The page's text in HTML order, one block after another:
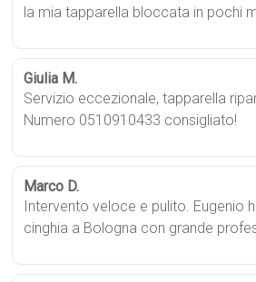
la mia tapparella bloccata in pochi
Giulia M.
Servizio eccezionale, tapparella
Numero 0510910433 consigliato!
Marco D.
Intervento veloce e pulito. Eugenio
cinghia a Bologna con grande